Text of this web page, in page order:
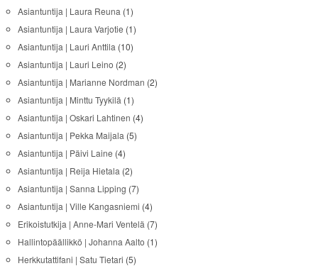
Asiantuntija | Laura Reuna (1)
Asiantuntija | Laura Varjotie (1)
Asiantuntija | Lauri Anttila (10)
Asiantuntija | Lauri Leino (2)
Asiantuntija | Marianne Nordman (2)
Asiantuntija | Minttu Tyykilä (1)
Asiantuntija | Oskari Lahtinen (4)
Asiantuntija | Pekka Maijala (5)
Asiantuntija | Päivi Laine (4)
Asiantuntija | Reija Hietala (2)
Asiantuntija | Sanna Lipping (7)
Asiantuntija | Ville Kangasniemi (4)
Erikoistutkija | Anne-Mari Ventelä (7)
Hallintopäällikkö | Johanna Aalto (1)
Herkkutattifani | Satu Tietari (5)